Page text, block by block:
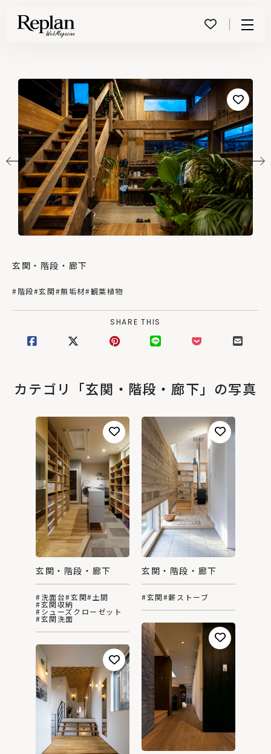
玄関・階段・廊下
#階段#玄関#無垢材#観葉植物
SHARE THIS
カテゴリ「玄関・階段・廊下」の写真
玄関・階段・廊下
#洗面台#玄関#土間
#玄関収納
#シューズクローゼット
#玄関洗面
玄関・階段・廊下
#玄関#薪ストーブ